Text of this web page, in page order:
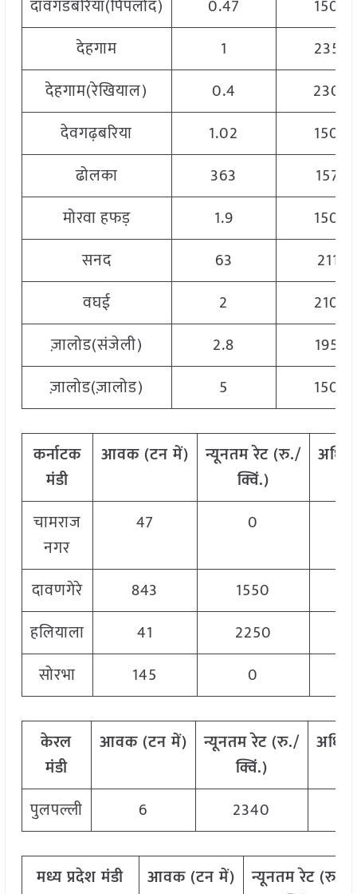
दावगडबरिया(पिपलोद) 0.47
1500
देहगाम
1
2350
देहगाम(रेखियाल)
0.4
2300
देवगढ़बरिया
1.02
1500
ढोलका
363
1575
मोरवा हफड़
1.9
1500
सनद
63
2118
वघई
2
2100
ज़ालोड(संजेली)
2.8
1950
ज़ालोड(ज़ालोड)
5 1500
कर्नाटक
मंडी
आवक(टनमें) न्यूनतमरेट(रु./
क्विं.)
चामराज
नगर
47 0
दावणगेरे 843
1550
हलियाला
41 2250
सोरभा
145 0
केरल
मंडी
आवक(टनमें) न्यूनतमरेट(रु./
क्विं.)
पुलपल्ली
6 2340
मध्य प्रदेश मंडी आवक(टनमें) न्यूनतमरेट(रु./